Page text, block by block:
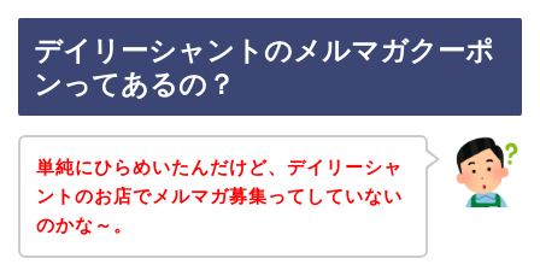
デイリーシャントのメルマガクーポ
ンってあるの？
単純にひらめいたんだけど、デイリーシャ
ントのお店でメルマガ募集ってしていない
のかな～。